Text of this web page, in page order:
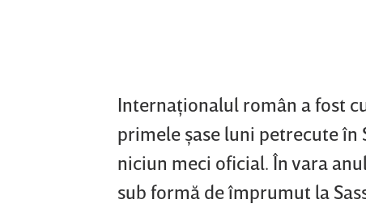
Internaţionalul român a fost
primele şase luni petrecute în
niciun meci oficial. În vara
sub formă de împrumut la